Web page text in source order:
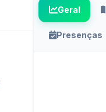
Geral
Presenças